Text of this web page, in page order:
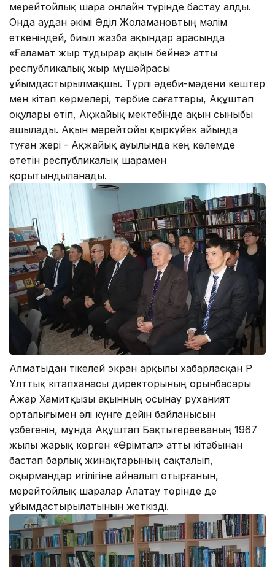
мерейтойлық шара онлайн түрінде бастау алды.
Онда аудан әкімі Әділ Жоламановтың мәлім
еткеніндей, биыл жазба ақындар арасында
«Ғаламат жыр тудырар ақын бейне» атты
республикалық жыр мүшәйрасы
ұйымдастырылмақшы. Түрлі әдеби-мәдени кештер
мен кітап көрмелері, тәрбие сағаттары, Ақұштап
оқулары өтіп, Ақжайық мектебінде ақын сыныбы
ашылады. Ақын мерейтойы қыркүйек айында
туған жері - Ақжайық ауылында кең көлемде
өтетін республикалық шарамен
қорытындыланады.
Алматыдан тікелей экран арқылы хабарласқан ҚР
Ұлттық кітапханасы директорының орынбасары
Ажар Хамитқызы ақынның осынау руханият
орталығымен әлі күнге дейін байланысын
үзбегенін, мұнда Ақұштап Бақтыгерееваның 1967
жылы жарық көрген «Өрімтал» атты кітабынан
бастап барлық жинақтарының сақталып,
оқырмандар игілігіне айналып отырғанын,
мерейтойлық шаралар Алатау төрінде де
ұйымдастырылатынын жеткізді.